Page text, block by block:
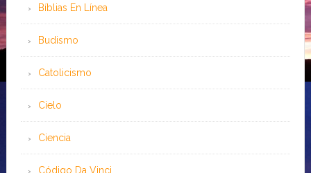
Bíblias En Línea
Budismo
Catolicismo
Cielo
Ciencia
Código Da Vinci